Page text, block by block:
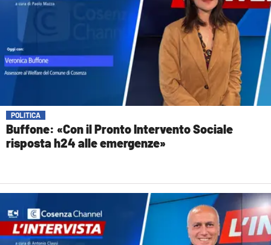
POLITICA
Buffone: «Con il Pronto Intervento Sociale
risposta h24 alle emergenze»